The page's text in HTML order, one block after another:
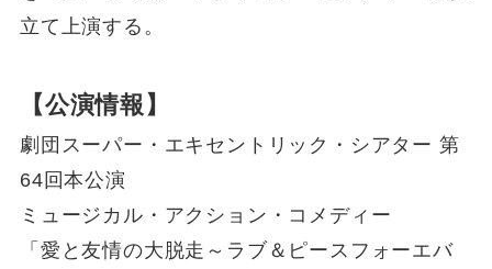
立て上演する。
【公演情報】
劇団スーパー・エキセントリック・シアター 第
64回本公演
ミュージカル・アクション・コメディー
「愛と友情の大脱走～ラブ＆ピースフォーエバ